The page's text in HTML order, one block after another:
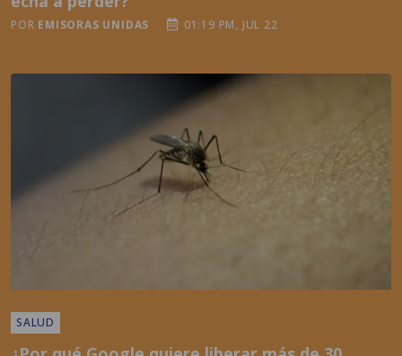
POR EMISORAS UNIDAS 01:19 PM, JUL 22
SALUD